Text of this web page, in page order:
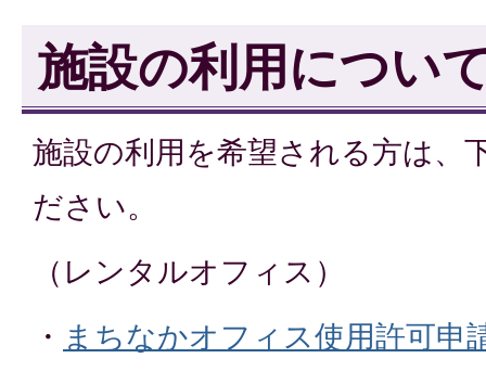
施設の利用につい
施設の利用を希望される方は、
ださい。
（レンタルオフィス）
・ まちなかオフィス使用許可申